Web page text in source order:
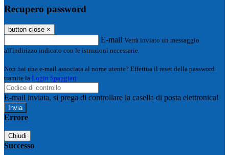
Recupero password
button close ×
E-mail Verrà inviato un messaggio
all'indirizzo indicato con le istruzioni necessarie.
Non hai una e-mail associata al nome utente? Effettua il reset della password
tramite la Login Spaggiari
E-mail inviata, si prega di controllare la casella di posta elettronica!
Errore
Chiudi
Successo